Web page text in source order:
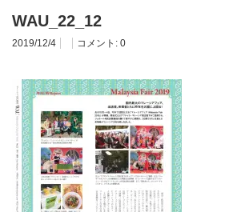
WAU_22_12
2019/12/4 コメント: 0